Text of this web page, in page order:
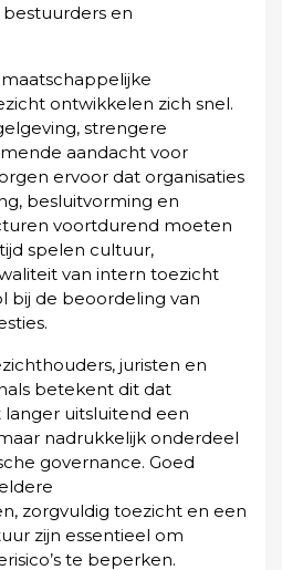
en
ontwikkelen zich snel.
strengere
aandacht voor
ervoor dat organisaties
besluitvorming en
voortdurend moeten
spelen cultuur,
van intern toezicht
bij de beoordeling van
juristen en
betekent dit dat
uitsluitend een
nadrukkelijk onderdeel
governance. Goed
zorgvuldig toezicht en een
zijn essentieel om
te beperken.